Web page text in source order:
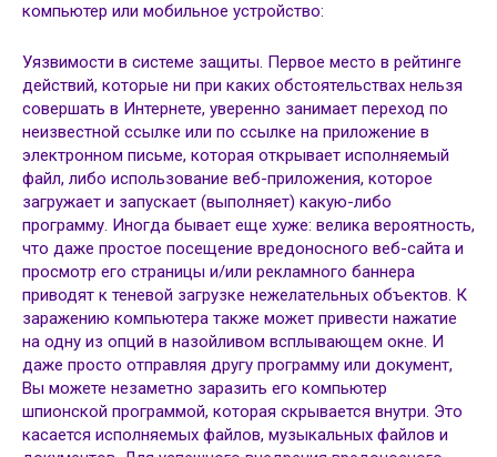
компьютер или мобильное устройство:
Уязвимости в системе защиты. Первое место в рейтинге
действий, которые ни при каких обстоятельствах нельзя
совершать в Интернете, уверенно занимает переход по
неизвестной ссылке или по ссылке на приложение в
электронном письме, которая открывает исполняемый
файл, либо использование веб-приложения, которое
загружает и запускает (выполняет) какую-либо
программу. Иногда бывает еще хуже: велика вероятность,
что даже простое посещение вредоносного веб-сайта и
просмотр его страницы и/или рекламного баннера
приводят к теневой загрузке нежелательных объектов. К
заражению компьютера также может привести нажатие
на одну из опций в назойливом всплывающем окне. И
даже просто отправляя другу программу или документ,
Вы можете незаметно заразить его компьютер
шпионской программой, которая скрывается внутри. Это
касается исполняемых файлов, музыкальных файлов и